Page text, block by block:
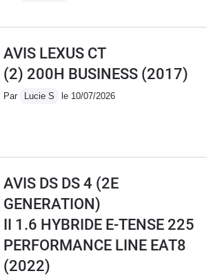
AVIS LEXUS CT
(2) 200H BUSINESS (2017)
Par Lucie S le 10/07/2026
AVIS DS DS 4 (2E
GENERATION)
II 1.6 HYBRIDE E-TENSE 225
PERFORMANCE LINE EAT8
(2022)